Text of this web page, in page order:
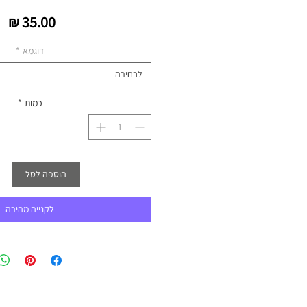
‏35.00 ‏₪
דוגמא *
לבחירה
כמות *
הוספה לסל
לקנייה מהירה